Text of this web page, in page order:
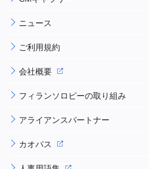
ニュース
ご利用規約
会社概要
フィランソロピーの取り組み
アライアンスパートナー
カオパス